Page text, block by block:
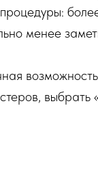
менее
выбрать